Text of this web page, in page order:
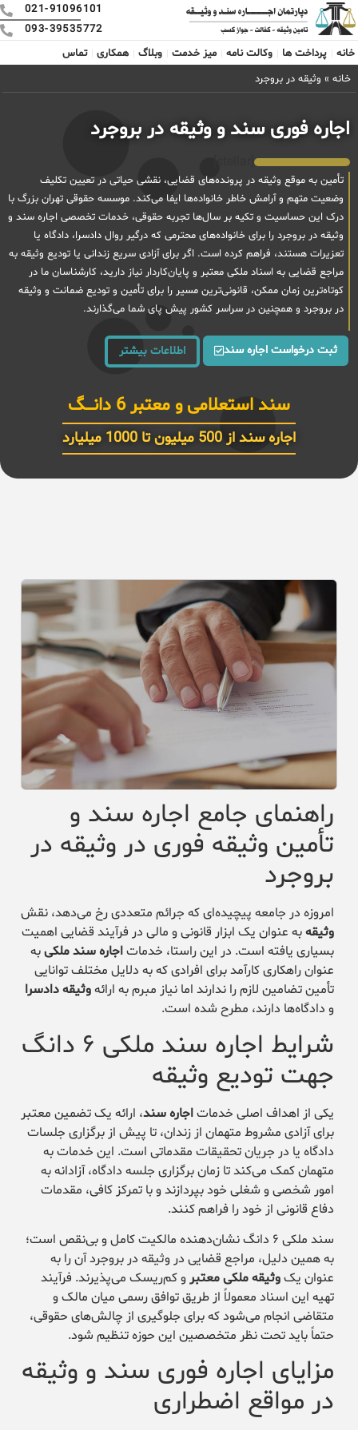
021-91096101
093-39535772
خانه
پرداخت ها وکالت نامه میز خدمت وبلاگ همکاری
تماس
خانه » وثیقه در بروجرد
اجاره فوری سند و وثیقه در بروجرد
تأمین به موقع وثیقه در پرونده‌های قضایی، نقشی حیاتی در تعیین تکلیف
وضعیت متهم و آرامش خاطر خانواده‌ها ایفا می‌کند. موسسه حقوقی تهران بزرگ با
درک این حساسیت و تکیه بر سال‌ها تجربه حقوقی، خدمات تخصصی اجاره سند و
وثیقه در بروجرد را برای خانواده‌های محترمی که درگیر روال دادسرا، دادگاه یا
تعزیرات هستند، فراهم کرده است. اگر برای آزادی سریع زندانی یا تودیع وثیقه به
مراجع قضایی به اسناد ملکی معتبر و پایان‌کاردار نیاز دارید، کارشناسان ما در
کوتاه‌ترین زمان ممکن، قانونی‌ترین مسیر را برای تأمین و تودیع ضمانت و وثیقه
در بروجرد و همچنین در سراسر کشور پیش پای شما می‌گذارند.
ثبت درخواست اجاره سند اطلاعات بیشتر
سند استعلامی و معتبر 6 دانـــگ
اجاره سند از 500 میلیون تا 1000 میلیارد
راهنمای جامع اجاره سند و
تأمین وثیقه فوری در وثیقه در
بروجرد
امروزه در جامعه پیچیده‌ای که جرائم متعددی رخ می‌دهد، نقش
وثیقهبه عنوان یک ابزار قانونی و مالی در فرآیند قضایی اهمیت
بسیاری یافته است. در این راستا، خدماتاجاره سند ملکیبه
عنوان راهکاری کارآمد برای افرادی که به دلایل مختلف توانایی
تأمین تضامین لازم را ندارند اما نیاز مبرم به ارائهوثیقه دادسرا
و دادگاه‌ها دارند، مطرح شده است.
شرایط اجاره سند ملکی ۶ دانگ
جهت تودیع وثیقه
یکی از اهداف اصلی خدماتاجاره سند، ارائه یک تضمین معتبر
برای آزادی مشروط متهمان از زندان، تا پیش از برگزاری جلسات
دادگاه یا در جریان تحقیقات مقدماتی است. این خدمات به
متهمان کمک می‌کند تا زمان برگزاری جلسه دادگاه، آزادانه به
امور شخصی و شغلی خود بپردازند و با تمرکز کافی، مقدمات
دفاع قانونی از خود را فراهم کنند.
سند ملکی ۶ دانگ نشان‌دهنده مالکیت کامل و بی‌نقص است؛
به همین دلیل، مراجع قضایی در وثیقه در بروجرد آن را به
عنوان یکوثیقه ملکی معتبرو کم‌ریسک می‌پذیرند. فرآیند
تهیه این اسناد معمولاً از طریق توافق رسمی میان مالک و
متقاضی انجام می‌شود که برای جلوگیری از چالش‌های حقوقی،
حتماً باید تحت نظر متخصصین این حوزه تنظیم شود.
مزایای اجاره فوری سند و وثیقه
در مواقع اضطراری